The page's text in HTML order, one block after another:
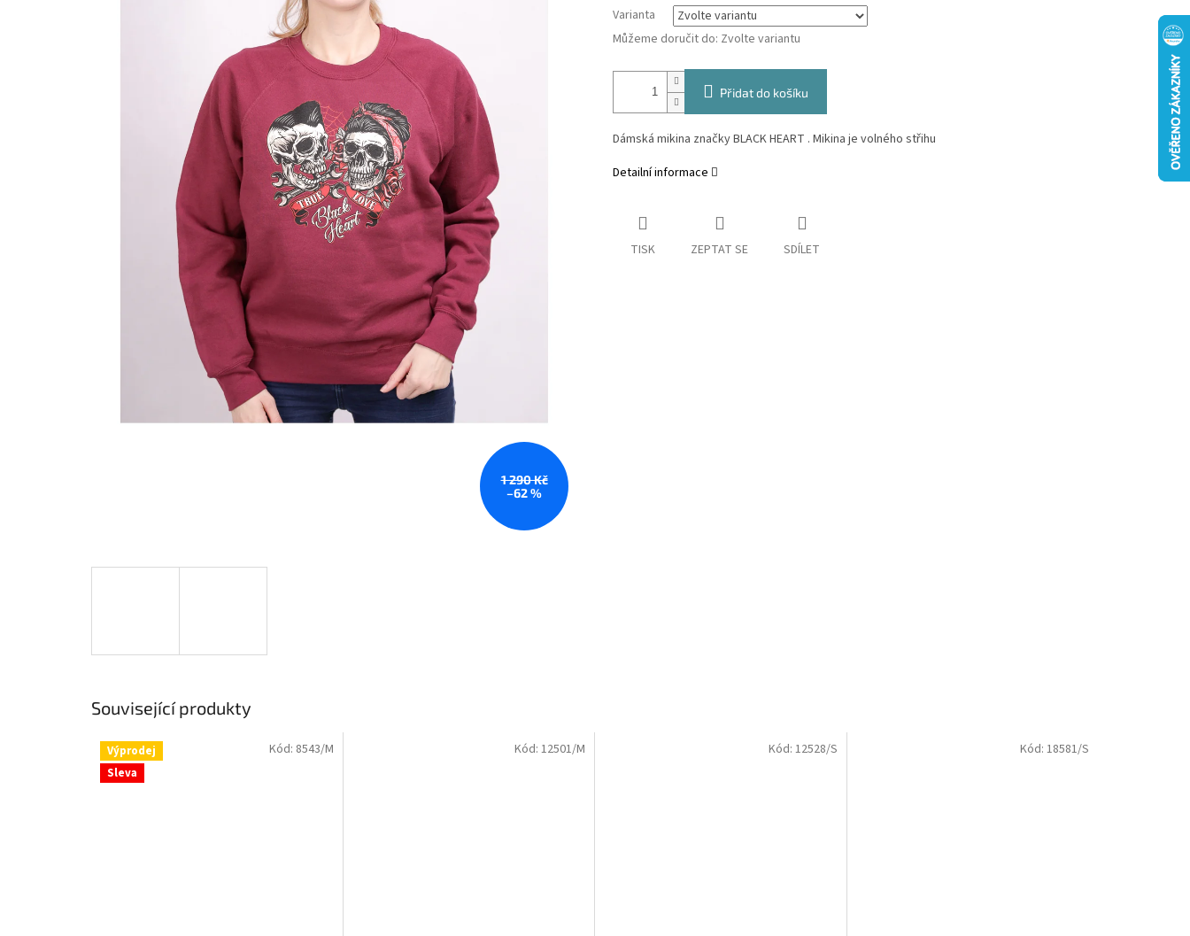
1 290 Kč
–62 %
Varianta
Můžeme doručit do: Zvolte variantu
Přidat do košíku
Dámská mikina značky BLACK HEART . Mikina je volného střihu
Detailní informace
TISK ZEPTAT SE SDÍLET
Související produkty
Výprodej
Sleva
Kód: 8543/M Kód: 12501/M Kód: 12528/S Kód: 18581/S